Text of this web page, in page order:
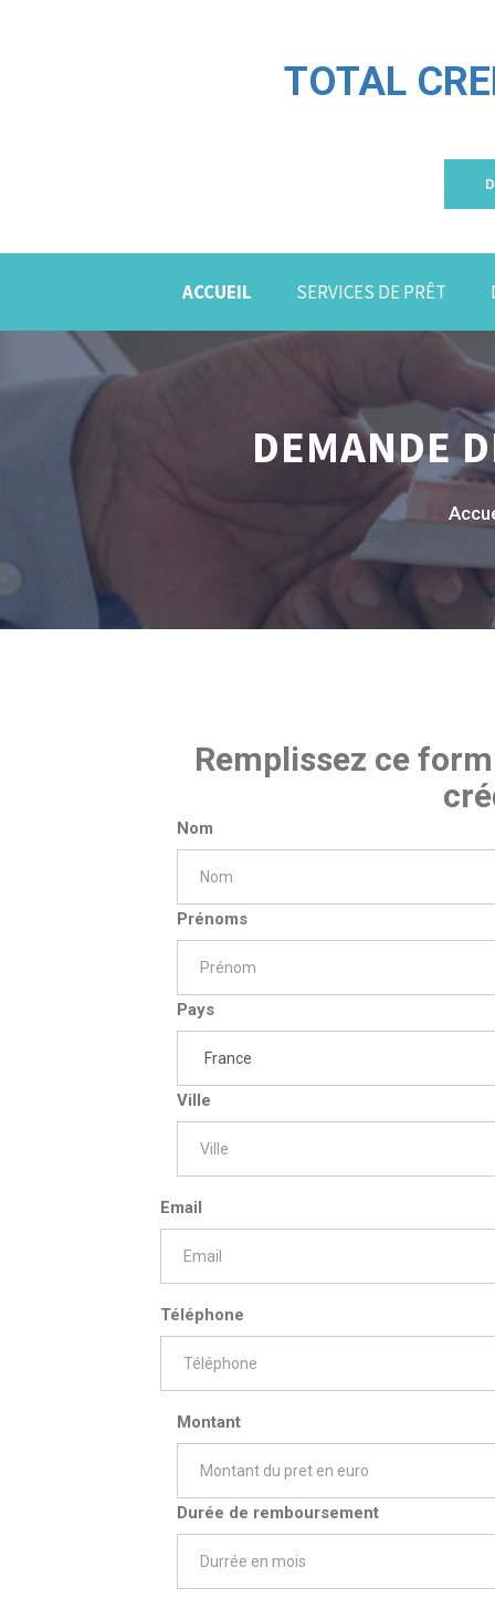
TOTAL
ACCUEIL SERVICES DE PRÊT
DEMANDE
Remplissez ce
Nom
Prénoms
Pays
Ville
Email
Téléphone
Montant
Durée de remboursement